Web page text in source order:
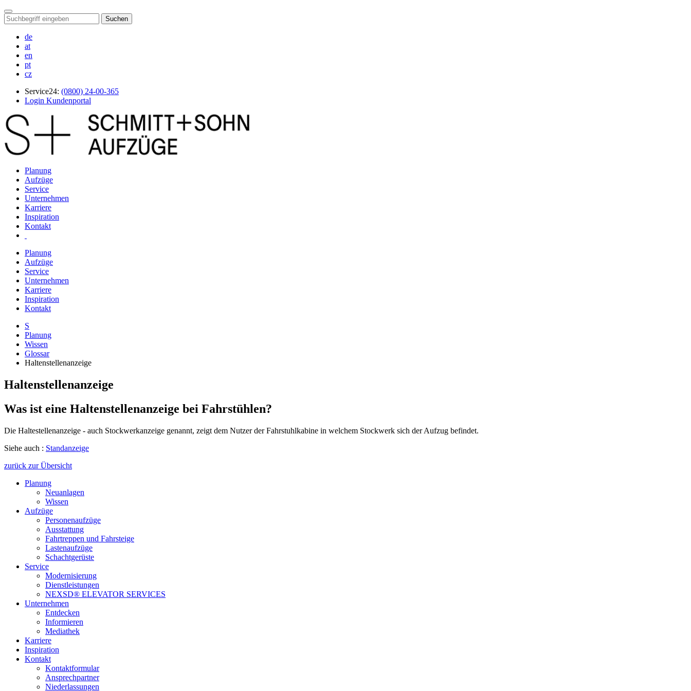
Suchen
de
at
en
pt
cz
Service24: (0800) 24-00-365
Login Kundenportal
Planung
Aufzüge
Service
Unternehmen
Karriere
Inspiration
Kontakt
Planung
Aufzüge
Service
Unternehmen
Karriere
Inspiration
Kontakt
S
Planung
Wissen
Glossar
Haltenstellenanzeige
Haltenstellenanzeige
Was ist eine Haltenstellenanzeige bei Fahrstühlen?
Die Haltestellenanzeige - auch Stockwerkanzeige genannt, zeigt dem Nutzer der Fahrstuhlkabine in welchem Stockwerk sich der Aufzug befindet.
Siehe auch : Standanzeige
zurück zur Übersicht
Planung
Neuanlagen
Wissen
Aufzüge
Personenaufzüge
Ausstattung
Fahrtreppen und Fahrsteige
Lastenaufzüge
Schachtgerüste
Service
Modernisierung
Dienstleistungen
NEXSD® ELEVATOR SERVICES
Unternehmen
Entdecken
Informieren
Mediathek
Karriere
Inspiration
Kontakt
Kontaktformular
Ansprechpartner
Niederlassungen